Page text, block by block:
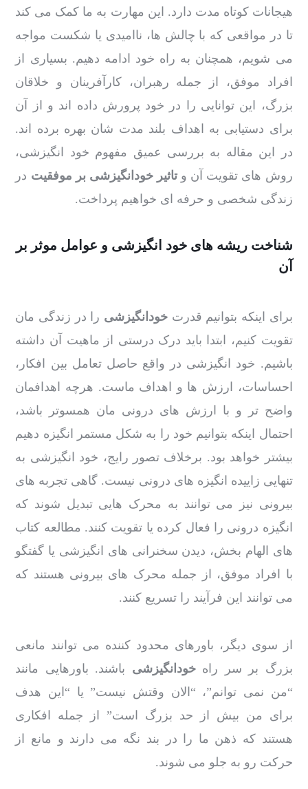
هیجانات کوتاه مدت دارد. این مهارت به ما کمک می کند
تا در مواقعی که با چالش ها، ناامیدی یا شکست مواجه
می شویم، همچنان به راه خود ادامه دهیم. بسیاری از
افراد موفق، از جمله رهبران، کارآفرینان و خلاقان
بزرگ، این توانایی را در خود پرورش داده اند و از آن
برای دستیابی به اهداف بلند مدت شان بهره برده اند.
در این مقاله به بررسی عمیق مفهوم خود انگیزشی،
روش های تقویت آن وتاثیر خودانگیزشی بر موفقیت در
زندگی شخصی و حرفه ای خواهیم پرداخت.
شناخت ریشه های خود انگیزشی و عوامل موثر بر
آن
برای اینکه بتوانیم قدرت خودانگیزشی را در زندگی مان
تقویت کنیم، ابتدا باید درک درستی از ماهیت آن داشته
باشیم. خود انگیزشی در واقع حاصل تعامل بین افکار،
احساسات، ارزش ها و اهداف ماست. هرچه اهدافمان
واضح تر و با ارزش های درونی مان همسوتر باشد،
احتمال اینکه بتوانیم خود را به شکل مستمر انگیزه دهیم
بیشتر خواهد بود. برخلاف تصور رایج، خود انگیزشی به
تنهایی زاییده انگیزه های درونی نیست. گاهی تجربه های
بیرونی نیز می توانند به محرک هایی تبدیل شوند که
انگیزه درونی را فعال کرده یا تقویت کنند. مطالعه کتاب
های الهام بخش، دیدن سخنرانی های انگیزشی یا گفتگو
با افراد موفق، از جمله محرک های بیرونی هستند که
می توانند این فرآیند را تسریع کنند.
از سوی دیگر، باورهای محدود کننده می توانند مانعی
بزرگ بر سر راهخودانگیزشی باشند. باورهایی مانند
“من نمی توانم”، “الان وقتش نیست” یا “این هدف
برای من بیش از حد بزرگ است” از جمله افکاری
هستند که ذهن ما را در بند نگه می دارند و مانع از
حرکت رو به جلو می شوند.